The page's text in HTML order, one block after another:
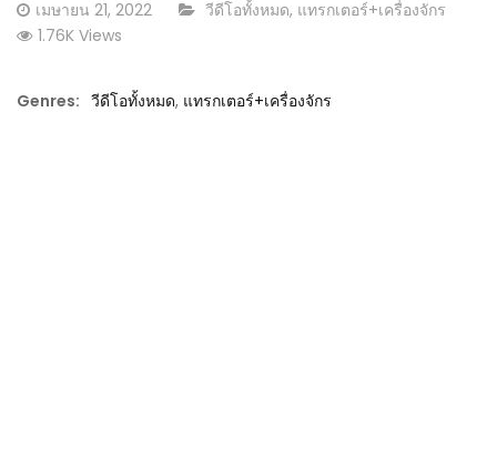
Posted
on
เมษายน 21, 2022 CATEGORY:
วีดีโอทั้งหมด, แทรกเตอร์+เครื่องจักร
1.76K Views
Genres: วีดีโอทั้งหมด, แทรกเตอร์+เครื่องจักร